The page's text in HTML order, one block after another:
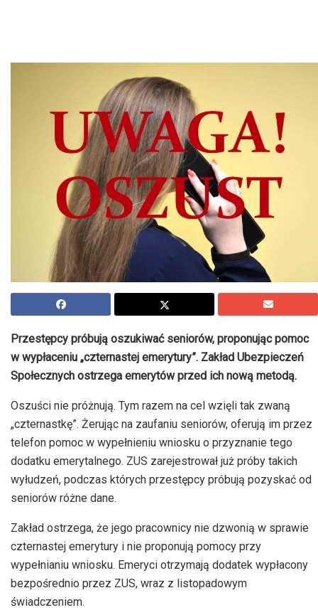
Przestępcy próbują oszukiwać seniorów, proponując pomoc
w wypłaceniu „czternastej emerytury”. Zakład Ubezpieczeń
Społecznych ostrzega emerytów przed ich nową metodą.
Oszuści nie próżnują. Tym razem na cel wzięli tak zwaną
„czternastkę”. Żerując na zaufaniu seniorów, oferują im przez
telefon pomoc w wypełnieniu wniosku o przyznanie tego
dodatku emerytalnego. ZUS zarejestrował już próby takich
wyłudzeń, podczas których przestępcy próbują pozyskać od
seniorów różne dane.
Zakład ostrzega, że jego pracownicy nie dzwonią w sprawie
czternastej emerytury i nie proponują pomocy przy
wypełnianiu wniosku. Emeryci otrzymają dodatek wypłacony
bezpośrednio przez ZUS, wraz z listopadowym
świadczeniem.